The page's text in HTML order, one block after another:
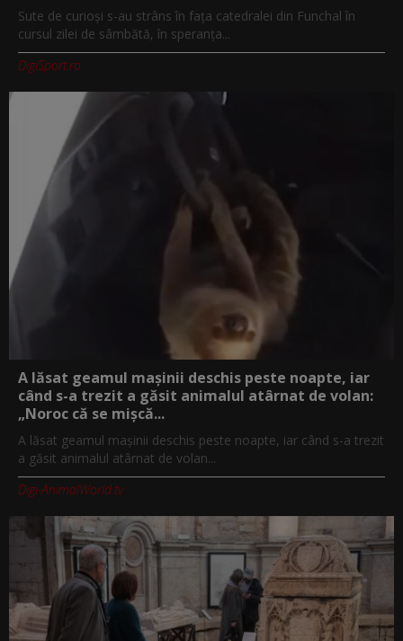
Sute de curioși s-au strâns în fața catedralei din Funchal în
cursul zilei de sâmbătă, în speranța...
DigiSport.ro
A lăsat geamul mașinii deschis peste noapte, iar
când s-a trezit a găsit animalul atârnat de volan:
„Noroc că se mișcă...
A lăsat geamul mașinii deschis peste noapte, iar când s-a trezit
a găsit animalul atârnat de volan...
Digi-AnimalWorld.tv